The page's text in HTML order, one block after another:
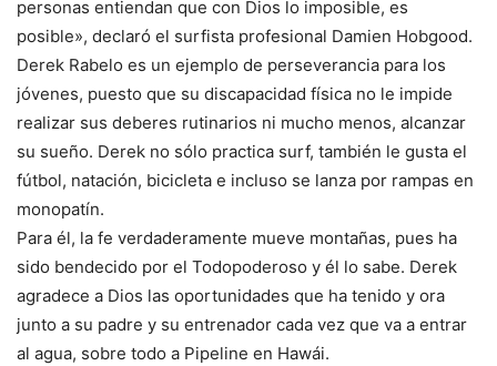
personas entiendan que con Dios lo imposible, es
posible», declaró el surfista profesional Damien Hobgood.
Derek Rabelo es un ejemplo de perseverancia para los
jóvenes, puesto que su discapacidad física no le impide
realizar sus deberes rutinarios ni mucho menos, alcanzar
su sueño. Derek no sólo practica surf, también le gusta el
fútbol, natación, bicicleta e incluso se lanza por rampas en
monopatín.
Para él, la fe verdaderamente mueve montañas, pues ha
sido bendecido por el Todopoderoso y él lo sabe. Derek
agradece a Dios las oportunidades que ha tenido y ora
junto a su padre y su entrenador cada vez que va a entrar
al agua, sobre todo a Pipeline en Hawái.